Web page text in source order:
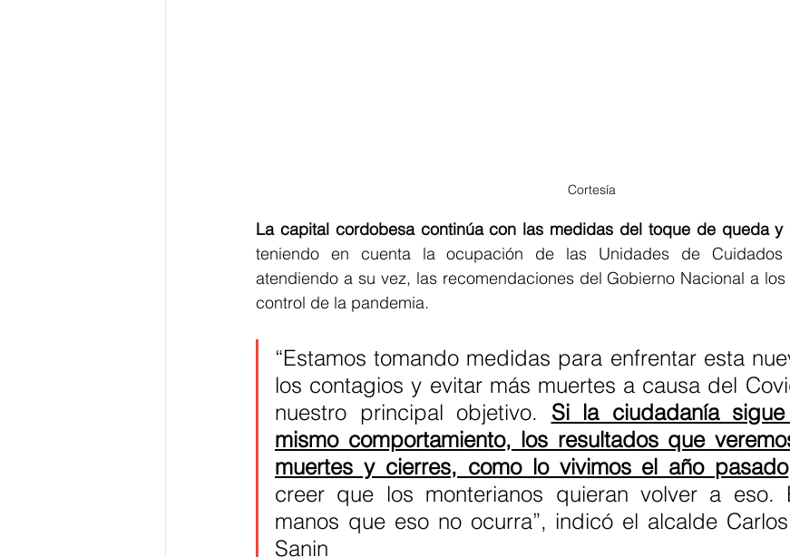
Cortesía
La capital cordobesa continúa con las medidas del toque de queda y
teniendo en cuenta la ocupación de las Unidades de
atendiendo a su vez, las recomendaciones del Gobierno Nacional a
control de la pandemia.
“Estamos tomando medidas para enfrentar esta
los contagios y evitar más muertes a causa del
nuestro principal objetivo. Si la ciudadanía
mismo comportamiento, los resultados que
muertes y cierres, como lo vivimos el año pasado
creer que los monterianos quieran volver a eso.
manos que eso no ocurra”, indicó el alcalde
Sanin